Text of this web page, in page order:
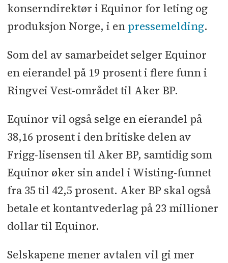
konserndirektør i Equinor for leting og
produksjon Norge, i en pressemelding.
Som del av samarbeidet selger Equinor
en eierandel på 19 prosent i flere funn i
Ringvei Vest-området til Aker BP.
Equinor vil også selge en eierandel på
38,16 prosent i den britiske delen av
Frigg-lisensen til Aker BP, samtidig som
Equinor øker sin andel i Wisting-funnet
fra 35 til 42,5 prosent. Aker BP skal også
betale et kontantvederlag på 23 millioner
dollar til Equinor.
Selskapene mener avtalen vil gi mer